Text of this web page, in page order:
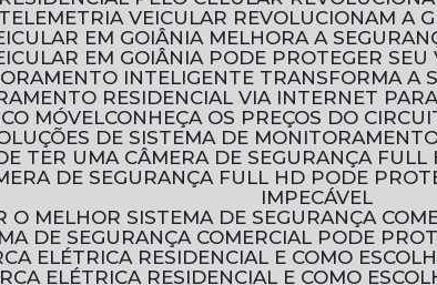
VEICULAR REVOLUCIONAM A
EM GOIÂNIA MELHORA A
EM GOIÂNIA PODE PROTEGER SEU
INTELIGENTE TRANSFORMA A
RESIDENCIAL VIA INTERNET
MÓVEL CONHEÇA OS PREÇOS DO
DE SISTEMA DE
TER UMA CÂMERA DE SEGURANÇA
IMPECÁVEL
O MELHOR SISTEMA DE SEGURANÇA
DE SEGURANÇA COMERCIAL PODE
ELÉTRICA RESIDENCIAL E COMO